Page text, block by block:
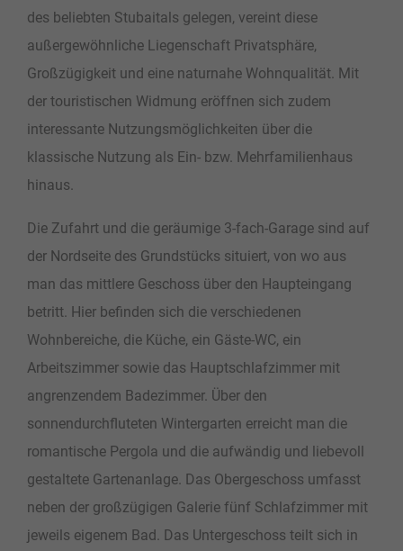
des beliebten Stubaitals gelegen, vereint diese
außergewöhnliche Liegenschaft Privatsphäre,
Großzügigkeit und eine naturnahe Wohnqualität. Mit
der touristischen Widmung eröffnen sich zudem
interessante Nutzungsmöglichkeiten über die
klassische Nutzung als Ein- bzw. Mehrfamilienhaus
hinaus.
Die Zufahrt und die geräumige 3-fach-Garage sind auf
der Nordseite des Grundstücks situiert, von wo aus
man das mittlere Geschoss über den Haupteingang
betritt. Hier befinden sich die verschiedenen
Wohnbereiche, die Küche, ein Gäste-WC, ein
Arbeitszimmer sowie das Hauptschlafzimmer mit
angrenzendem Badezimmer. Über den
sonnendurchfluteten Wintergarten erreicht man die
romantische Pergola und die aufwändig und liebevoll
gestaltete Gartenanlage. Das Obergeschoss umfasst
neben der großzügigen Galerie fünf Schlafzimmer mit
jeweils eigenem Bad. Das Untergeschoss teilt sich in